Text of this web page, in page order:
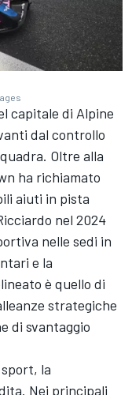
capitale di Alpine
dal controllo
Oltre alla
ha richiamato
aiuti in pista
nel 2024
nelle sedi in
e la
è quello di
strategiche
di svantaggio
la
Nei principali